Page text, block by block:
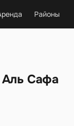
Районы
Сафа